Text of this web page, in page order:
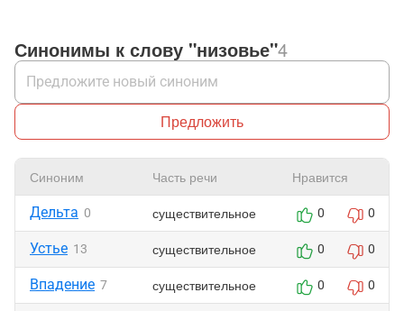
Синонимы к слову "низовье"4
Предложить
Синоним Часть речи Нравится
Дельта 0 существительное 0 0
Устье 13 существительное 0 0
Впадение 7 существительное 0 0